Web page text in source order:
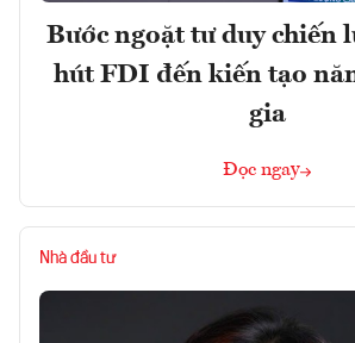
Bước ngoặt tư duy chiến
hút FDI đến kiến tạo
gia
Đọc ngay
Nhà đầu tư